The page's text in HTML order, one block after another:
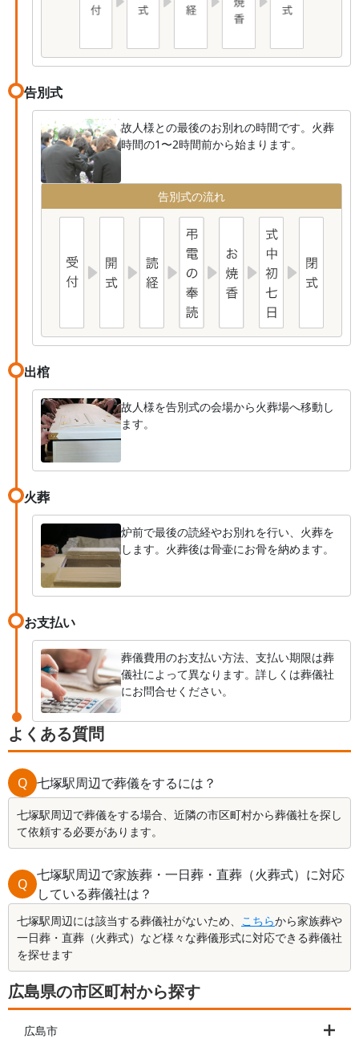
告別式
故人様との最後のお別れの時間です。火葬
時間の1〜2時間前から始まります。
告別式の流れ
出棺
故人様を告別式の会場から火葬場へ移動し
ます。
火葬
炉前で最後の読経やお別れを行い、火葬を
します。火葬後は骨壷にお骨を納めます。
お支払い
葬儀費用のお支払い方法、支払い期限は葬
儀社によって異なります。詳しくは葬儀社
にお問合せください。
よくある質問
Q 七塚駅周辺で葬儀をするには？
七塚駅周辺で葬儀をする場合、近隣の市区町村から葬儀社を探し
て依頼する必要があります。
Q
七塚駅周辺で家族葬・一日葬・直葬（火葬式）に対応
している葬儀社は？
七塚駅周辺には該当する葬儀社がないため、 こちらから家族葬や
一日葬・直葬（火葬式）など様々な葬儀形式に対応できる葬儀社
を探せます
広島県の市区町村から探す
広島市